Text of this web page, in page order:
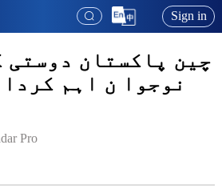
Sign in
چین پاکستان
نوجوا ن اہم
Pro